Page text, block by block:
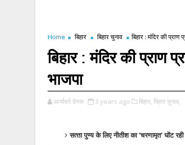
Home बिहार बिहार चुनाव बिहार : मंदिर की प्राण
बिहार : मंदिर की प्राण
भाजपा
आर्यावर्त डेस्क 3 years ago बिहार, बिहार चुनाव,
सत्‍ता पुण्‍य के लिए नीतीश का ‘चरणामृत’ घोंट रही